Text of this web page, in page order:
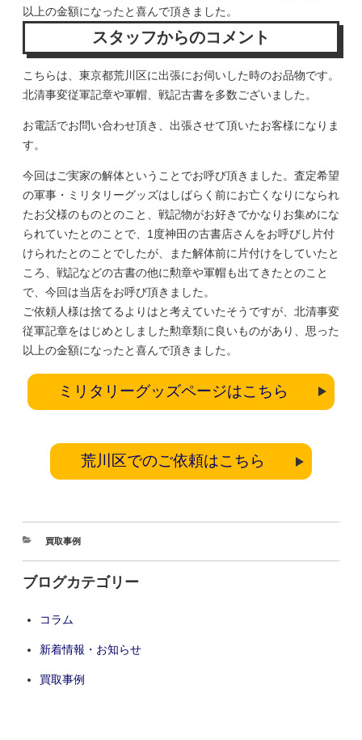
以上の金額になったと喜んで頂きました。
スタッフからのコメント
こちらは、東京都荒川区に出張にお伺いした時のお品物です。
北清事変従軍記章や軍帽、戦記古書を多数ございました。
お電話でお問い合わせ頂き、出張させて頂いたお客様になりま
す。
今回はご実家の解体ということでお呼び頂きました。査定希望
の軍事・ミリタリーグッズはしばらく前にお亡くなりになられ
たお父様のものとのこと、戦記物がお好きでかなりお集めにな
られていたとのことで、1度神田の古書店さんをお呼びし片付
けられたとのことでしたが、また解体前に片付けをしていたと
ころ、戦記などの古書の他に勲章や軍帽も出てきたとのこと
で、今回は当店をお呼び頂きました。
ご依頼人様は捨てるよりはと考えていたそうですが、北清事変
従軍記章をはじめとしました勲章類に良いものがあり、思った
以上の金額になったと喜んで頂きました。
ミリタリーグッズページはこちら
荒川区でのご依頼はこちら
買取事例
ブログカテゴリー
コラム
新着情報・お知らせ
買取事例